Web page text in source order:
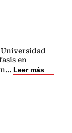
en
... Leer más